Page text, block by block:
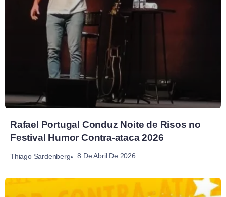
Rafael Portugal Conduz Noite de Risos no
Festival Humor Contra-ataca 2026
Thiago Sardenberg 8 De Abril De 2026